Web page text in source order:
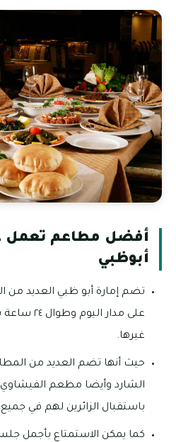
أبوظبي
تضم إمارة أبو ظبي العديد من
على مدار
غيرها.
حيث أنها تضم العديد من
الشارد وأيضا مطعم الفيشاوي
باستقبال الزائرين لهم في جميع
كما يمكن الاستمتاع بأجمل